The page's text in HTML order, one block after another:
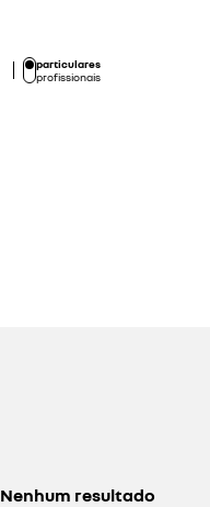
particulares
profissionais
Nenhum resultado